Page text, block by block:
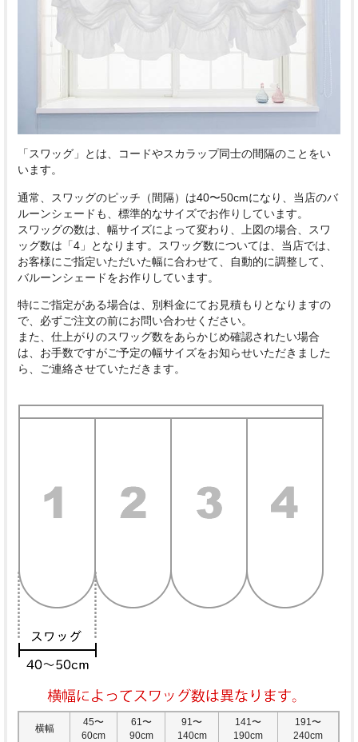
「スワッグ」とは、コードやスカラップ同士の間隔のことをい
います。
通常、スワッグのピッチ（間隔）は40〜50cmになり、当店のバ
ルーンシェードも、標準的なサイズでお作りしています。
スワッグの数は、幅サイズによって変わり、上図の場合、スワ
ッグ数は「4」となります。スワッグ数については、当店では、
お客様にご指定いただいた幅に合わせて、自動的に調整して、
バルーンシェードをお作りしています。
特にご指定がある場合は、別料金にてお見積もりとなりますの
で、必ずご注文の前にお問い合わせください。
また、仕上がりのスワッグ数をあらかじめ確認されたい場合
は、お手数ですがご予定の幅サイズをお知らせいただきました
ら、ご連絡させていただきます。
横幅
45〜
60cm
61〜
90cm
91〜
140cm
141〜
190cm
191〜
240cm